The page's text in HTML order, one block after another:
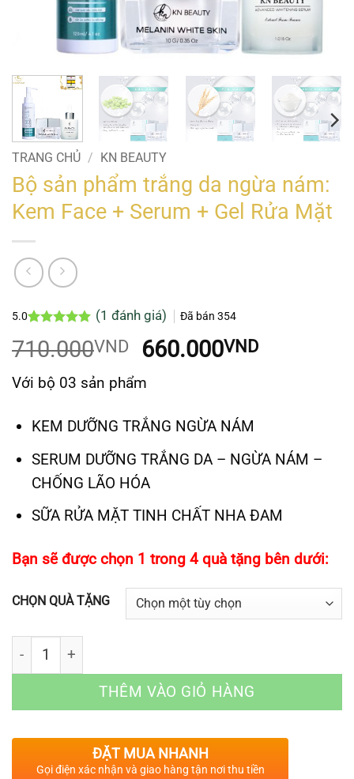
TRANG CHỦ / KN BEAUTY
Bộ sản phẩm trắng da ngừa nám:
Kem Face + Serum + Gel Rửa Mặt
5.0
dựa trên
đánh giá
(1 đánh giá) Đã bán 354
710.000VND
Giá
là:
710.000VND.
660.000VNDGiá
Với bộ 03 sản phẩm
KEM DƯỠNG TRẮNG NGỪA NÁM
SERUM DƯỠNG TRẮNG DA – NGỪA NÁM –
CHỐNG LÃO HÓA
SỮA RỬA MẶT TINH CHẤT NHA ĐAM
Bạn sẽ được chọn 1 trong 4 quà tặng bên dưới:
CHỌN QUÀ TẶNG
Số lượng
THÊM VÀO GIỎ HÀNG
ĐẶT MUA NHANH
Gọi điện xác nhận và giao hàng tận nơi thu tiền